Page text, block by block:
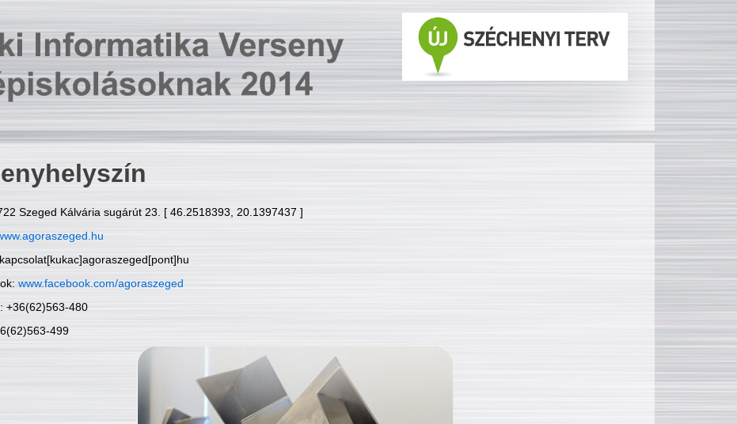
Szeged Kálvária sugárút 23. [ 46.2518393, 20.1397437 ]
www.facebook.com/agoraszeged
+36(62)563-480
499